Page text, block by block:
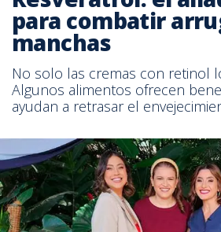
para combatir
manchas
No solo las cremas con retinol
Algunos alimentos ofrecen
ayudan a retrasar el